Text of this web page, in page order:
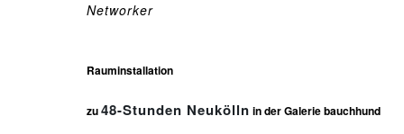
Networker
Rauminstallation
zu48-Stunden Neukölln in der Galerie bauchhund